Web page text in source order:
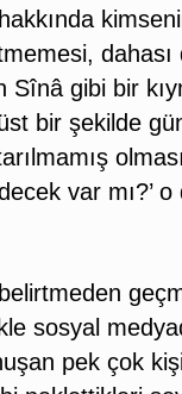
dahası
Sînâ gibi bir
bir şekilde
var mı?’ o
sosyal
pek çok